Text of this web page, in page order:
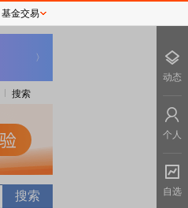
搜索
基金交易
动态
个人
自选